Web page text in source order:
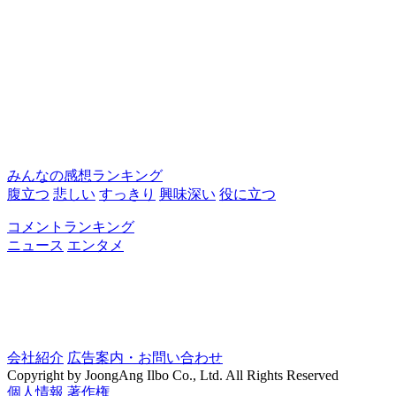
みんなの感想ランキング
腹立つ 悲しい すっきり 興味深い 役に立つ
コメントランキング
ニュース エンタメ
会社紹介 広告案内・お問い合わせ
Copyright by JoongAng Ilbo Co., Ltd. All Rights Reserved
個人情報 著作権